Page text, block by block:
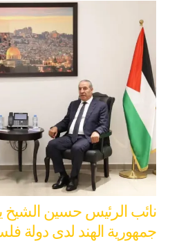
نائب الرئيس حسين الشيخ
جمهورية الهند لدى دولة